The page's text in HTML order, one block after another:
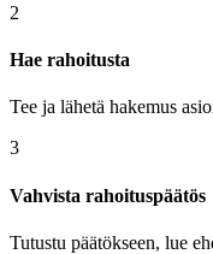
2
Hae rahoitusta
Tee ja lähetä hakemus
3
Vahvista rahoitus­päätös
Tutustu päätökseen, lue